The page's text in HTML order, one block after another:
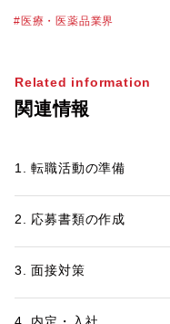
かけても多くのニュース
がら柔軟に経験値を積ん
と思っています。 パソナでは、積極的に
求職者の方々皆様に合っ
数在籍しておりますので
しての情報収集やお困り
ひパソナへご連絡くださ
医療・医薬品業界
Related information
関連情報
1. 転職活動の準備
2. 応募書類の作成
3. 面接対策